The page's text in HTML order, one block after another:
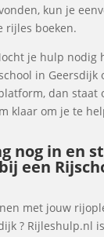
kun je
rijles boeken.
je hulp nodig
in Geersdijk
dan staat
klaar om je te
nog in en
een
met jouw
? Rijleshulp.nl